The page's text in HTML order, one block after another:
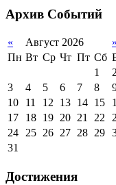
Архив Событий
« Август 2026
»
Пн Вт Ср Чт Пт Сб
1
3
4 5 6 7 8
10
11 12 13 14 15
17
18 19 20 21 22
24 25 26 27 28 29
31
Достижения